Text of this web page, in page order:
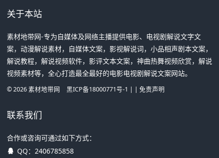
关于本站
素材地带网-专为自媒体及网络主播提供电影、电视剧解说文字文
案，动漫解说素材，自媒体文案，影视解说词，小品相声剧本文案，
解说教程，解说视频软件，影评文本文案，神曲热舞视频欣赏，解说
视频素材等，全心打造最全最好的电影电视剧解说文案网站。
©2026素材地带网 黑ICP备18000771号-1 | | 免责声明
联系我们
合作或咨询可通过如下方式：
QQ： 2406785858